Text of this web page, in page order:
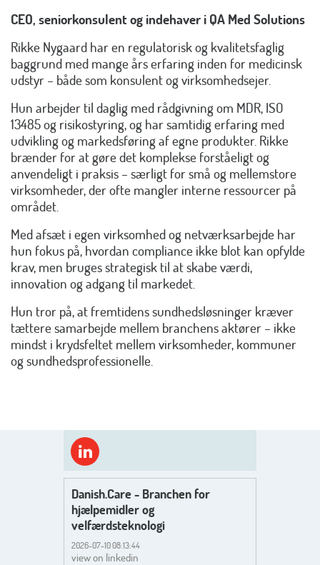
CEO, seniorkonsulent og indehaver i QA Med Solutions
Rikke Nygaard har en regulatorisk og kvalitetsfaglig
baggrund med mange års erfaring inden for medicinsk
udstyr – både som konsulent og virksomhedsejer.
Hun arbejder til daglig med rådgivning om MDR, ISO
13485 og risikostyring, og har samtidig erfaring med
udvikling og markedsføring af egne produkter. Rikke
brænder for at gøre det komplekse forståeligt og
anvendeligt i praksis – særligt for små og mellemstore
virksomheder, der ofte mangler interne ressourcer på
området.
Med afsæt i egen virksomhed og netværksarbejde har
hun fokus på, hvordan compliance ikke blot kan opfylde
krav, men bruges strategisk til at skabe værdi,
innovation og adgang til markedet.
Hun tror på, at fremtidens sundhedsløsninger kræver
tættere samarbejde mellem branchens aktører – ikke
mindst i krydsfeltet mellem virksomheder, kommuner
og sundhedsprofessionelle.
Danish.Care - Branchen for
hjælpemidler og
velfærdsteknologi
2026-07-10 08:13:44
view on linkedin